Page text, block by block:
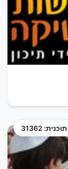
תוכנית: 31362